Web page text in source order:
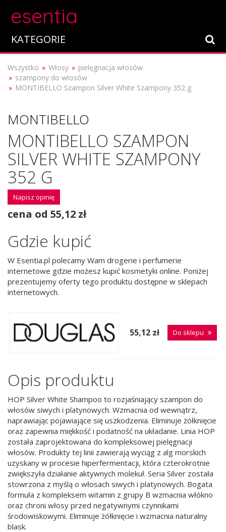
esentia
KATEGORIE
Wszystko Włosy
pielęgnacja włosów
szampony do włosów
MONTIBELLO Szampon Silver White Szampony 352 g
MONTIBELLO
MONTIBELLO SZAMPON
SILVER WHITE SZAMPONY
352 G
Napisz opinię
cena od 55,12 zł
Gdzie kupić
W Esentia.pl polecamy Wam drogerie i perfumerie
internetowe gdzie możesz kupić kosmetyki online. Poniżej
prezentujemy oferty tego produktu dostępne w sklepach
internetowych.
55,12 zł Do sklepu
Opis produktu
HOP Silver White Shampoo to rozjaśniający szampon do
włosów siwych i platynowych. Wzmacnia od wewnątrz,
naprawiając pojawiające się uszkodzenia. Eliminuje żółknięcie
oraz zapewnia miękkość i podatność na układanie. Linia HOP
została zaprojektowana do kompleksowej pielęgnacji
włosów. Produkty tej linii zawierają wyciąg z alg morskich
uzyskany w procesie hiperfermentacji, która czterokrotnie
zwiększyła działanie aktywnych molekuł. Seria Silver została
stowrzona z myślą o włosach siwych i platynowych. Bogata
formuła z kompleksem witamin z grupy B wzmacnia włókno
oraz chroni włosy przed negatywnymi czynnikami
środowiskowymi. Eliminuje żółknięcie i wzmacnia naturalny
blask.